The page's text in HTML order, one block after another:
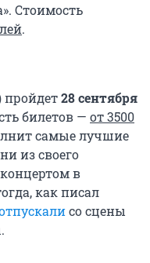
Стоимость
.
пройдет28 сентября
билетов — от 3500
самые лучшие
из своего
в
как писал
со сцены